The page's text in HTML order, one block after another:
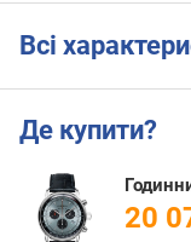
Всі
Де купити?
20